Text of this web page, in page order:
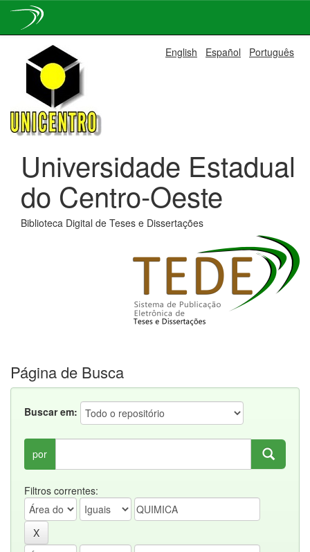
navigation
English Español Português
Universidade Estadual
do Centro-Oeste
Biblioteca Digital de Teses e Dissertações
Página de Busca
Buscar em:
por
Filtros correntes: